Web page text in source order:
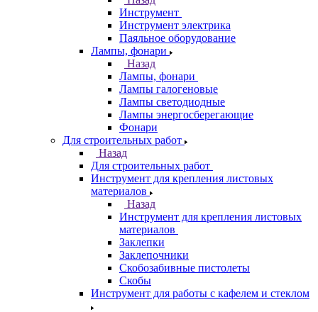
Инструмент
Инструмент электрика
Паяльное оборудование
Лампы, фонари
Назад
Лампы, фонари
Лампы галогеновые
Лампы светодиодные
Лампы энергосберегающие
Фонари
Для строительных работ
Назад
Для строительных работ
Инструмент для крепления листовых
материалов
Назад
Инструмент для крепления листовых
материалов
Заклепки
Заклепочники
Скобозабивные пистолеты
Скобы
Инструмент для работы с кафелем и стеклом